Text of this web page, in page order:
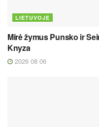
LIETUVOJE
Mirė žymus Punsko ir
Knyza
2026 08 06